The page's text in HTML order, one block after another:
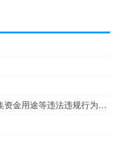
超卓航科：因公司涉嫌擅自改变募集资金用途等违法违规行为中国证监会决定对公司立案调查